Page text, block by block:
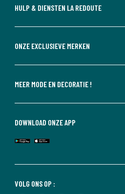
HULP & DIENSTEN LA REDOUTE
ONZE EXCLUSIEVE MERKEN
MEER MODE EN DECORATIE !
VOLG ONS OP :
DOWNLOAD ONZE APP